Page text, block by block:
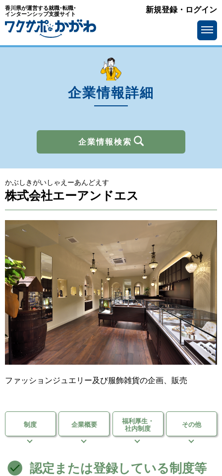
香川県が運営する就職･転職･
インターンシップ支援サイト
新規登録・ログイン
企業情報詳細
企業情報検索
業種を選ぶ
メーカー
求人情報 を選ぶ
で選ぶ
移住支援金
キーワード
検索
閉じる
かぶしきがいしゃえーあんどえす
株式会社エーアンドエス
ファッションジュエリー及び服飾雑貨の企画、販売
制度 企業概要
福利厚生・
社内制度
その他
認定または登録している制度等